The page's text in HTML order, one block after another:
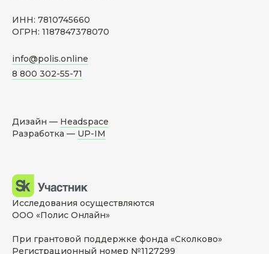
ИНН: 7810745660
ОГРН: 1187847378070
info@polis.online
8 800 302-55-71
Дизайн — Headspace
Разработка — UP-IM
Исследования осуществляются
ООО «Полис Онлайн»
При грантовой поддержке фонда «Сколково»
Регистрационный номер №1127299